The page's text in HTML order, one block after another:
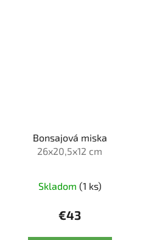
Bonsajová miska
26x20,5x12 cm
Skladom (1 ks)
€43